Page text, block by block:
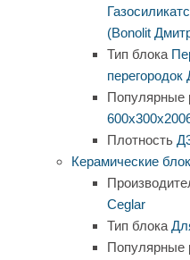
(Bonolit
Тип блока
перегородок
Популярные
600х300х200
Плотность
Керамические
Ceglar
Тип блока
Популярные